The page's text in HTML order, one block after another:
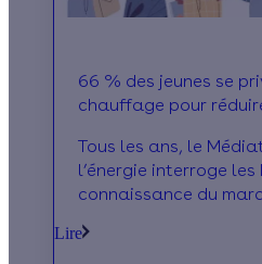
66 % des jeunes se
chauffage pour
Tous les ans, le
l’énergie interroge
connaissance du
révèle que les jeunes
Lire